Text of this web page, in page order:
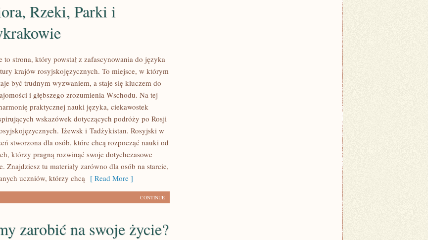
Rzeki, Parki i
strona, który powstał z zafascynowania do języka
krajów rosyjskojęzycznych. To miejsce, w którym
być trudnym wyzwaniem, a staje się kluczem do
i głębszego zrozumienia Wschodu. Na tej
praktycznej nauki języka, ciekawostek
wskazówek dotyczących podróży po Rosji
Iżewsk i Tadżykistan. Rosyjski w
stworzona dla osób, które chcą rozpocząć nauki od
którzy pragną rozwinąć swoje dotychczasowe
Znajdziesz tu materiały zarówno dla osób na starcie,
uczniów, którzy chcą [ Read More ]
CONTINUE
zarobić na swoje życie?